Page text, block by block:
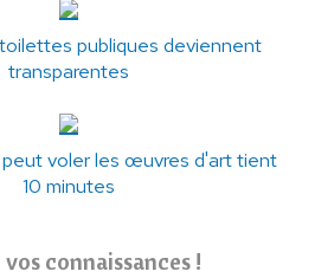
publiques deviennent
transparentes
voler les œuvres d'art tient
10 minutes
vos connaissances !